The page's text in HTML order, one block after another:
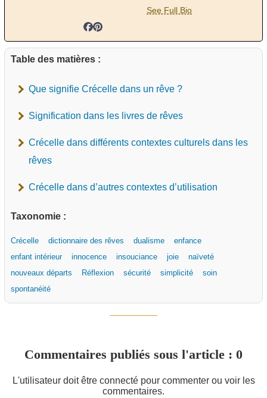
See Full Bio
Table des matières :
Que signifie Crécelle dans un rêve ?
Signification dans les livres de rêves
Crécelle dans différents contextes culturels dans les
rêves
Crécelle dans d’autres contextes d’utilisation
Taxonomie :
Crécelle dictionnaire des rêves dualisme
enfance
enfant intérieur
innocence insouciance joie
naïveté
nouveaux départs
Réflexion sécurité simplicité
soin
spontanéité
Commentaires publiés sous l'article : 0
L'utilisateur doit être connecté pour commenter ou voir les
commentaires.